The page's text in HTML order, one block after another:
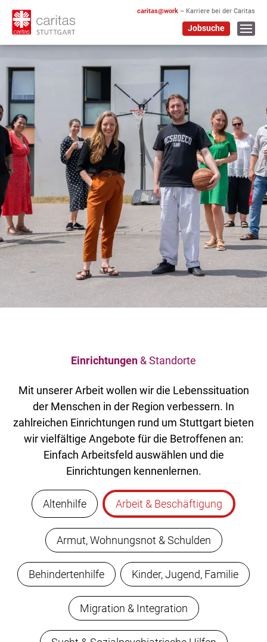
caritas@work – Karriere bei der Caritas
Jobsuche
Einrichtungen & Standorte
Mit unserer Arbeit wollen wir die Lebenssituation
der Menschen in der Region verbessern. In
zahlreichen Einrichtungen rund um Stuttgart bieten
wir vielfältige Angebote für die Betroffenen an:
Einfach Arbeitsfeld auswählen und die
Einrichtungen kennenlernen.
Altenhilfe Arbeit & Beschäftigung
Armut, Wohnungsnot & Schulden
Behindertenhilfe Kinder, Jugend, Familie
Migration & Integration